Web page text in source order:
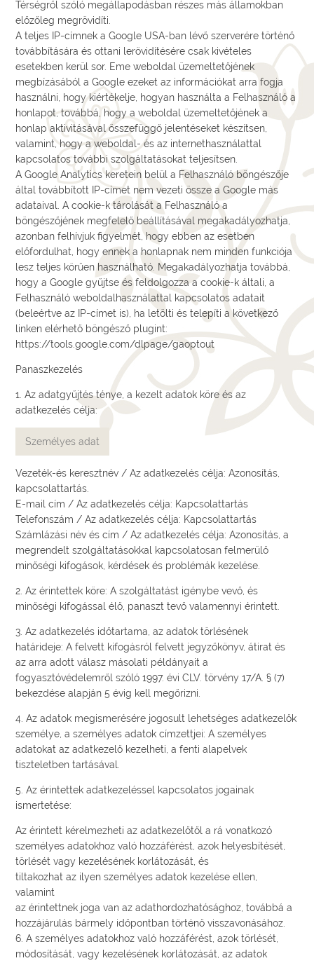
Térségről szóló megállapodásban részes más államokban
előzőleg megrövidíti.
A teljes IP-címnek a Google USA-ban lévő szerverére történő
továbbítására és ottani lerövidítésére csak kivételes
esetekben kerül sor. Eme weboldal üzemeltetőjének
megbízásából a Google ezeket az információkat arra fogja
használni, hogy kiértékelje, hogyan használta a Felhasználó a
honlapot, továbbá, hogy a weboldal üzemeltetőjének a
honlap aktivitásával összefüggő jelentéseket készítsen,
valamint, hogy a weboldal- és az internethasználattal
kapcsolatos további szolgáltatásokat teljesítsen.
A Google Analytics keretein belül a Felhasználó böngészője
által továbbított IP-címet nem vezeti össze a Google más
adataival. A cookie-k tárolását a Felhasználó a
böngészőjének megfelelő beállításával megakadályozhatja,
azonban felhívjuk figyelmét, hogy ebben az esetben
előfordulhat, hogy ennek a honlapnak nem minden funkciója
lesz teljes körűen használható. Megakadályozhatja továbbá,
hogy a Google gyűjtse és feldolgozza a cookie-k általi, a
Felhasználó weboldalhasználattal kapcsolatos adatait
(beleértve az IP-címet is), ha letölti és telepíti a következő
linken elérhető böngésző plugint:
https://tools.google.com/dlpage/gaoptout
Panaszkezelés
1. Az adatgyűjtés ténye, a kezelt adatok köre és az
adatkezelés célja:
Személyes adat
Vezeték-és keresztnév / Az adatkezelés célja: Azonosítás,
kapcsolattartás.
E-mail cím / Az adatkezelés célja: Kapcsolattartás
Telefonszám / Az adatkezelés célja: Kapcsolattartás
Számlázási név és cím / Az adatkezelés célja: Azonosítás, a
megrendelt szolgáltatásokkal kapcsolatosan felmerülő
minőségi kifogások, kérdések és problémák kezelése.
2. Az érintettek köre: A szolgáltatást igénybe vevő, és
minőségi kifogással élő, panaszt tevő valamennyi érintett.
3. Az adatkezelés időtartama, az adatok törlésének
határideje: A felvett kifogásról felvett jegyzőkönyv, átirat és
az arra adott válasz másolati példányait a
fogyasztóvédelemről szóló 1997. évi CLV. törvény 17/A. § (7)
bekezdése alapján 5 évig kell megőrizni.
4. Az adatok megismerésére jogosult lehetséges adatkezelők
személye, a személyes adatok címzettjei: A személyes
adatokat az adatkezelő kezelheti, a fenti alapelvek
tiszteletben tartásával.
5. Az érintettek adatkezeléssel kapcsolatos jogainak
ismertetése:
Az érintett kérelmezheti az adatkezelőtől a rá vonatkozó
személyes adatokhoz való hozzáférést, azok helyesbítését,
törlését vagy kezelésének korlátozását, és
tiltakozhat az ilyen személyes adatok kezelése ellen,
valamint
az érintettnek joga van az adathordozhatósághoz, továbbá a
hozzájárulás bármely időpontban történő visszavonásához.
6. A személyes adatokhoz való hozzáférést, azok törlését,
módosítását, vagy kezelésének korlátozását, az adatok